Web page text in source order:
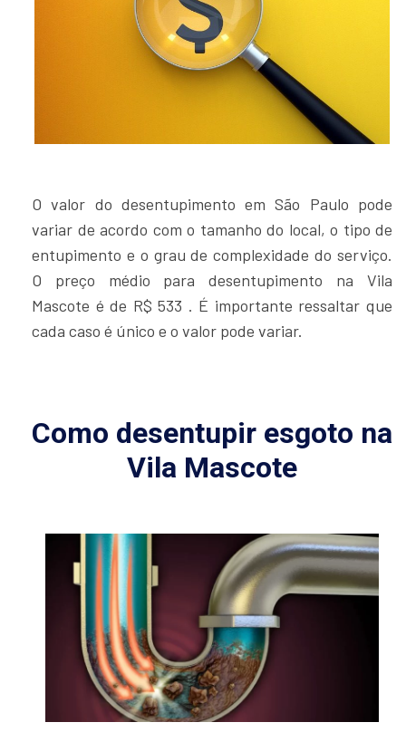
O valor do desentupimento em São Paulo pode
variar de acordo com o tamanho do local, o tipo de
entupimento e o grau de complexidade do serviço.
O preço médio para desentupimento na Vila
Mascote é de R$ 533 . É importante ressaltar que
cada caso é único e o valor pode variar.
Como desentupir esgoto na
Vila Mascote